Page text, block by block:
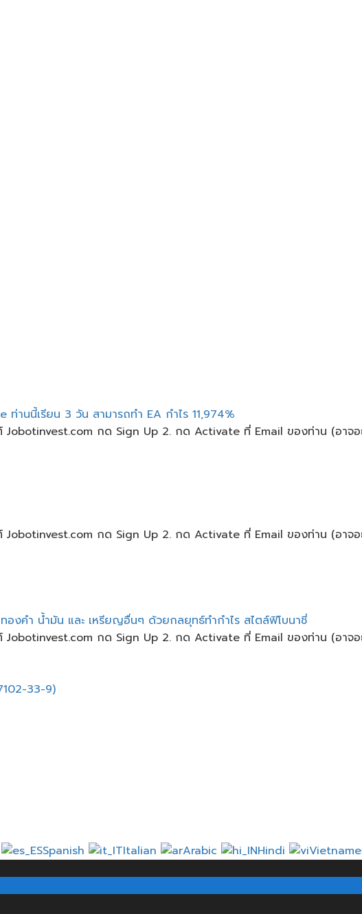
านนี้เรียน​ 3 วัน​ สามารถทำ​ EA กำไร​ 11,974%
ต์ Jobotinvest.com กด Sign Up 2. กด Activate ที่ Email ของท่าน (อาจ
ต์ Jobotinvest.com กด Sign Up 2. กด Activate ที่ Email ของท่าน (อาจ
องคำ​ น้ำมัน​ และ​ เหรียญ​อื่นๆ​ ด้วยกลยุทธ์​ทำกำไร​ สไตล์​ฟิโบนาชี่
ต์ Jobotinvest.com กด Sign Up 2. กด Activate ที่ Email ของท่าน (อาจ
33-9)
Spanish Italian Arabic Hindi